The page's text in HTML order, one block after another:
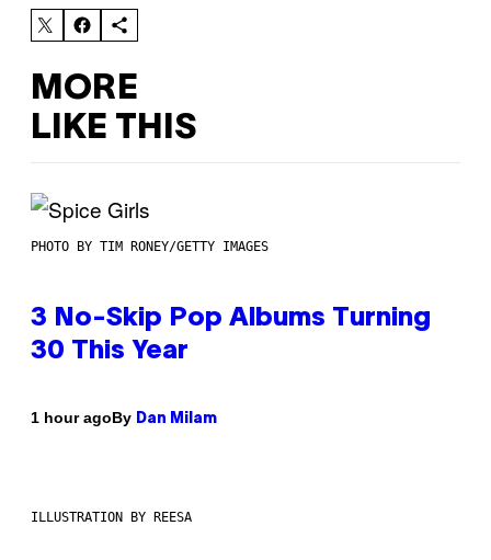
MORE
LIKE THIS
PHOTO BY TIM RONEY/GETTY IMAGES
3 No-Skip Pop Albums Turning
30 This Year
1 hour agoBy Dan Milam
ILLUSTRATION BY REESA